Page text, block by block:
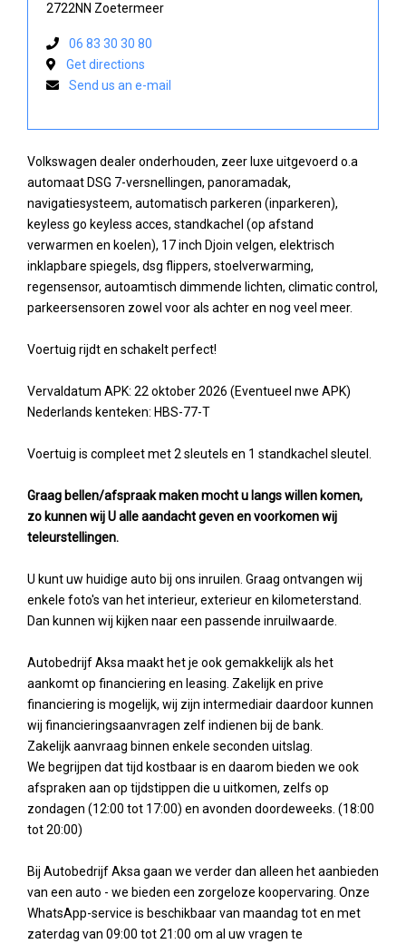
Volkswagen dealer onderhouden, zeer luxe uitgevoerd o.a
automaat DSG 7-versnellingen, panoramadak,
navigatiesysteem, automatisch parkeren (inparkeren),
keyless go keyless acces, standkachel (op afstand
verwarmen en koelen), 17 inch Djoin velgen, elektrisch
inklapbare spiegels, dsg flippers, stoelverwarming,
regensensor, autoamtisch dimmende lichten, climatic control,
parkeersensoren zowel voor als achter en nog veel meer.
Voertuig rijdt en schakelt perfect!
Vervaldatum APK: 22 oktober 2026 (Eventueel nwe APK)
Nederlands kenteken: HBS-77-T
Voertuig is compleet met 2 sleutels en 1 standkachel sleutel.
Graag bellen/afspraak maken mocht u langs willen komen,
zo kunnen wij U alle aandacht geven en voorkomen wij
teleurstellingen.
U kunt uw huidige auto bij ons inruilen. Graag ontvangen wij
enkele foto's van het interieur, exterieur en kilometerstand.
Dan kunnen wij kijken naar een passende inruilwaarde.
Autobedrijf Aksa maakt het je ook gemakkelijk als het
aankomt op financiering en leasing. Zakelijk en prive
financiering is mogelijk, wij zijn intermediair daardoor kunnen
wij financieringsaanvragen zelf indienen bij de bank.
Zakelijk aanvraag binnen enkele seconden uitslag.
We begrijpen dat tijd kostbaar is en daarom bieden we ook
afspraken aan op tijdstippen die u uitkomen, zelfs op
zondagen (12:00 tot 17:00) en avonden doordeweeks. (18:00
tot 20:00)
Bij Autobedrijf Aksa gaan we verder dan alleen het aanbieden
van een auto - we bieden een zorgeloze koopervaring. Onze
WhatsApp-service is beschikbaar van maandag tot en met
zaterdag van 09:00 tot 21:00 om al uw vragen te
2722NN Zoetermeer
06 83 30 30 80
Get directions
Send us an e-mail